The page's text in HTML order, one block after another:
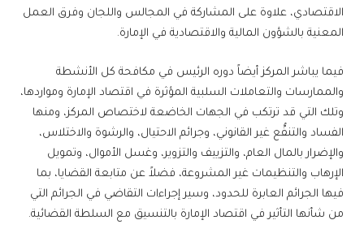
الاقتصادي، علاوة على المشاركة في المجالس واللجان وفرق العمل
المعنية بالشؤون المالية والاقتصادية في الإمارة.
فيما يباشر المركز أيضاً دوره الرئيس في مكافحة كل الأنشطة
والممارسات والتعاملات السلبية المؤثرة في اقتصاد الإمارة ومواردها،
وتلك التي قد ترتكب في الجهات الخاضعة لاختصاص المركز، ومنها
الفساد والتنفُّع غير القانوني، وجرائم الاحتيال، والرشوة والاختلاس،
والإضرار بالمال العام، والتزييف والتزوير، وغسل الأموال، وتمويل
الإرهاب والتنظيمات غير المشروعة، فضلاً عن متابعة القضايا، بما
فيها الجرائم العابرة للحدود، وسير إجراءات التقاضي في الجرائم التي
من شأنها التأثير في اقتصاد الإمارة بالتنسيق مع السلطة القضائية.